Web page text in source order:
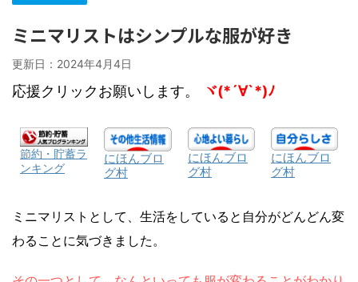
ミニマリストはシンプルな服が好き
更新日： 2024年4月4日
応援クリックお願いします。 ヾ(*´∀`*)ﾉ
節約・貯蓄ラ
ンキング
にほんブロ
グ村
にほんブロ
グ村
にほんブロ
グ村
ミニマリストとして、生活をしていると自分がどんどん変
わることに気づきました。